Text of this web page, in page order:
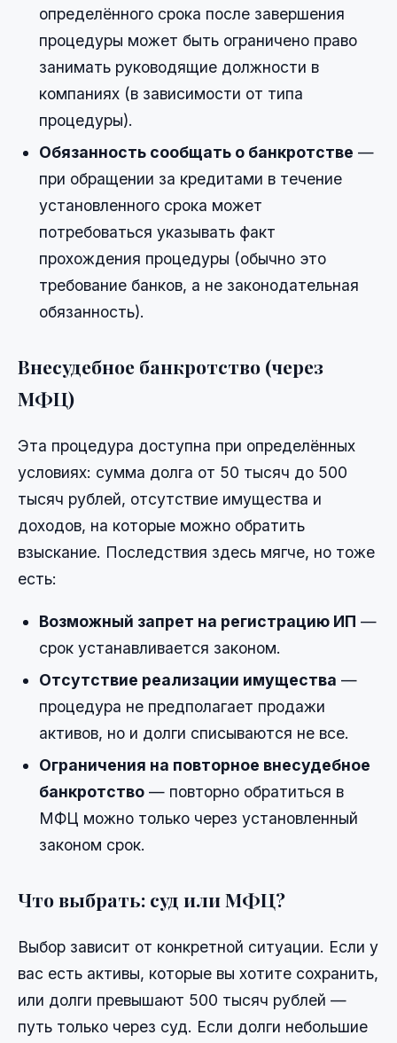
определённого срока после завершения
процедуры может быть ограничено право
занимать руководящие должности в
компаниях (в зависимости от типа
процедуры).
Обязанность сообщать о банкротстве —
при обращении за кредитами в течение
установленного срока может
потребоваться указывать факт
прохождения процедуры (обычно это
требование банков, а не законодательная
обязанность).
Внесудебное банкротство (через
МФЦ)
Эта процедура доступна при определённых
условиях: сумма долга от 50 тысяч до 500
тысяч рублей, отсутствие имущества и
доходов, на которые можно обратить
взыскание. Последствия здесь мягче, но тоже
есть:
Возможный запрет на регистрацию ИП —
срок устанавливается законом.
Отсутствие реализации имущества —
процедура не предполагает продажи
активов, но и долги списываются не все.
Ограничения на повторное внесудебное
банкротство — повторно обратиться в
МФЦ можно только через установленный
законом срок.
Что выбрать: суд или МФЦ?
Выбор зависит от конкретной ситуации. Если у
вас есть активы, которые вы хотите сохранить,
или долги превышают 500 тысяч рублей —
путь только через суд. Если долги небольшие